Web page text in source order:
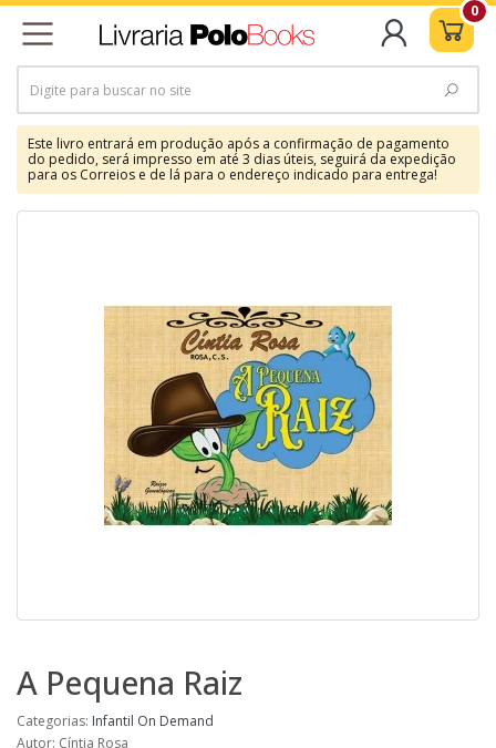
0
Este livro entrará em produção após a confirmação de pagamento
do pedido, será impresso em até 3 dias úteis, seguirá da expedição
para os Correios e de lá para o endereço indicado para entrega!
A Pequena Raiz
Categorias: Infantil On Demand
Autor: Cíntia Rosa